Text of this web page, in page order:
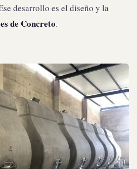
desarrollo es el diseño y la
de Concreto.